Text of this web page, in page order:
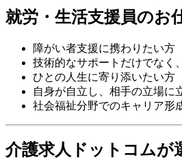
就労・生活支援員のお
障がい者支援に携わりたい方
技術的なサポートだけでなく
ひとの人生に寄り添いたい方
自身が自立し、相手の立場に
社会福祉分野でのキャリア形
介護求人ドットコムが